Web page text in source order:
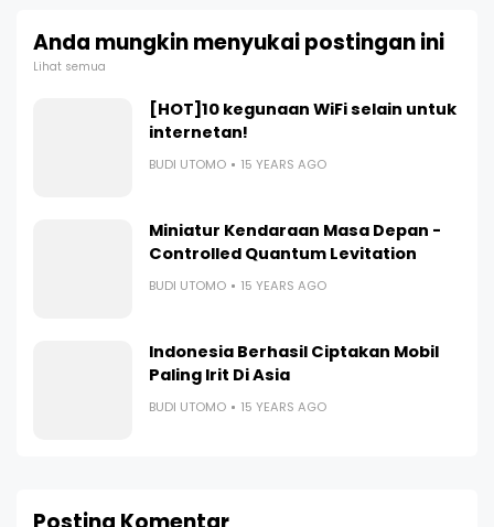
Anda mungkin menyukai postingan ini
Lihat semua
[HOT]10 kegunaan WiFi selain untuk
internetan!
BUDI UTOMO 15 YEARS AGO
Miniatur Kendaraan Masa Depan -
Controlled Quantum Levitation
BUDI UTOMO 15 YEARS AGO
Indonesia Berhasil Ciptakan Mobil
Paling Irit Di Asia
BUDI UTOMO 15 YEARS AGO